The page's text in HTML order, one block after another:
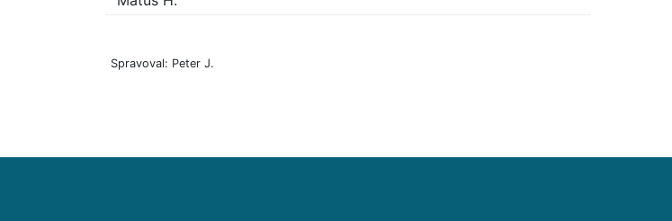
Spravoval: Peter J.